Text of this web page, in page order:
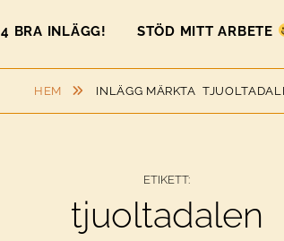
4 BRA INLÄGG! STÖD MITT ARBETE
HEM INLÄGG MÄRKTA
ETIKETT:
tjuoltadalen